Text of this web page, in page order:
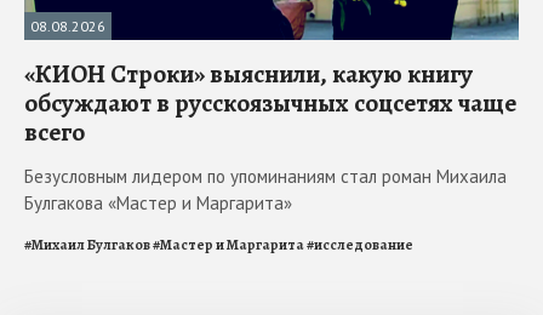
08.08.2026
«КИОН Строки» выяснили, какую книгу
обсуждают в русскоязычных соцсетях чаще
всего
Безусловным лидером по упоминаниям стал роман Михаила
Булгакова «Мастер и Маргарита»
#Михаил Булгаков#Мастер и Маргарита#исследование